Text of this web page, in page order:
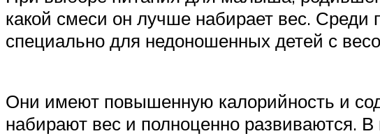
какой смеси он лучше набирает вес.
специально для недоношенных детей с
Они имеют повышенную калорийность и
набирают вес и полноценно развиваются.